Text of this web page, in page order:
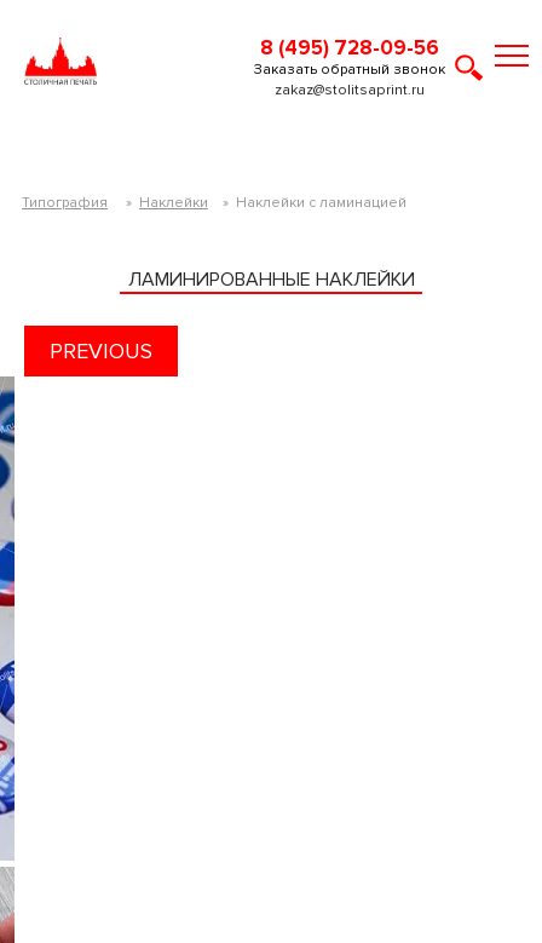
8 (495) 728-09-56
zakaz@stolitsaprint.ru
Заказать обратный звонок
Типография » Наклейки » Наклейки с ламинацией
ЛАМИНИРОВАННЫЕ НАКЛЕЙКИ
PREVIOUS